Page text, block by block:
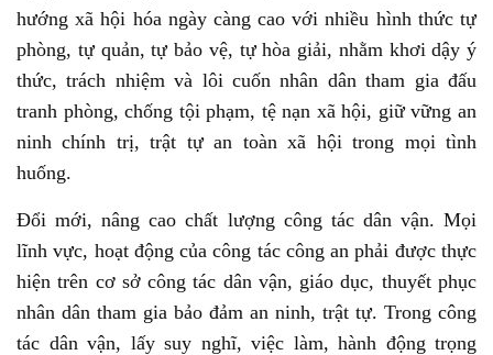
hướng xã hội hóa ngày càng cao với nhiều hình thức tự
phòng, tự quản, tự bảo vệ, tự hòa giải, nhằm khơi dậy ý
thức, trách nhiệm và lôi cuốn nhân dân tham gia đấu
tranh phòng, chống tội phạm, tệ nạn xã hội, giữ vững an
ninh chính trị, trật tự an toàn xã hội trong mọi tình
huống.
Đổi mới, nâng cao chất lượng công tác dân vận. Mọi
lĩnh vực, hoạt động của công tác công an phải được thực
hiện trên cơ sở công tác dân vận, giáo dục, thuyết phục
nhân dân tham gia bảo đảm an ninh, trật tự. Trong công
tác dân vận, lấy suy nghĩ, việc làm, hành động trọng